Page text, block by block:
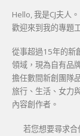
Hello, 我是CJ夫人。
歡迎來到我的專題
從事超過15年的新
領域，現為自有品
擔任數間新創團隊
旅行、生活、女力
內容創作者。
若您想要尋求